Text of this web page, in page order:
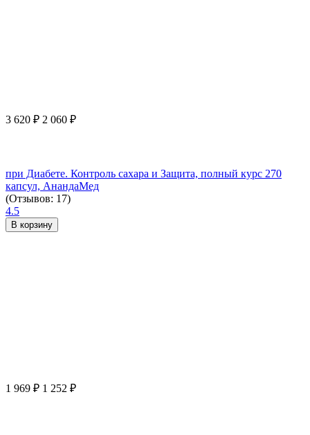
3 620 ₽ 2 060 ₽
при Диабете. Контроль сахара и Защита, полный курс 270
капсул, АнандаМед
(Отзывов: 17)
4.5
В корзину
1 969 ₽ 1 252 ₽